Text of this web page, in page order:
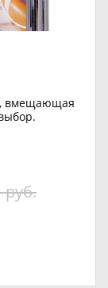
вмещающая
руб.